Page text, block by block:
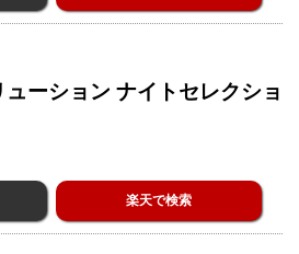
ーション ナイトセレクショ
楽天で検索